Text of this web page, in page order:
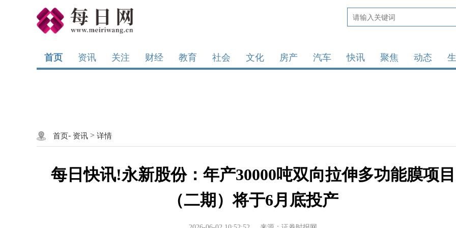
首页 资讯 关注 财经 教育 社会 文化 房产 汽车 快讯 聚焦 动态
首页- 资讯 > 详情
每日快讯!永新股份：年产30000吨双向拉伸多功能膜项目
（二期）将于6月底投产